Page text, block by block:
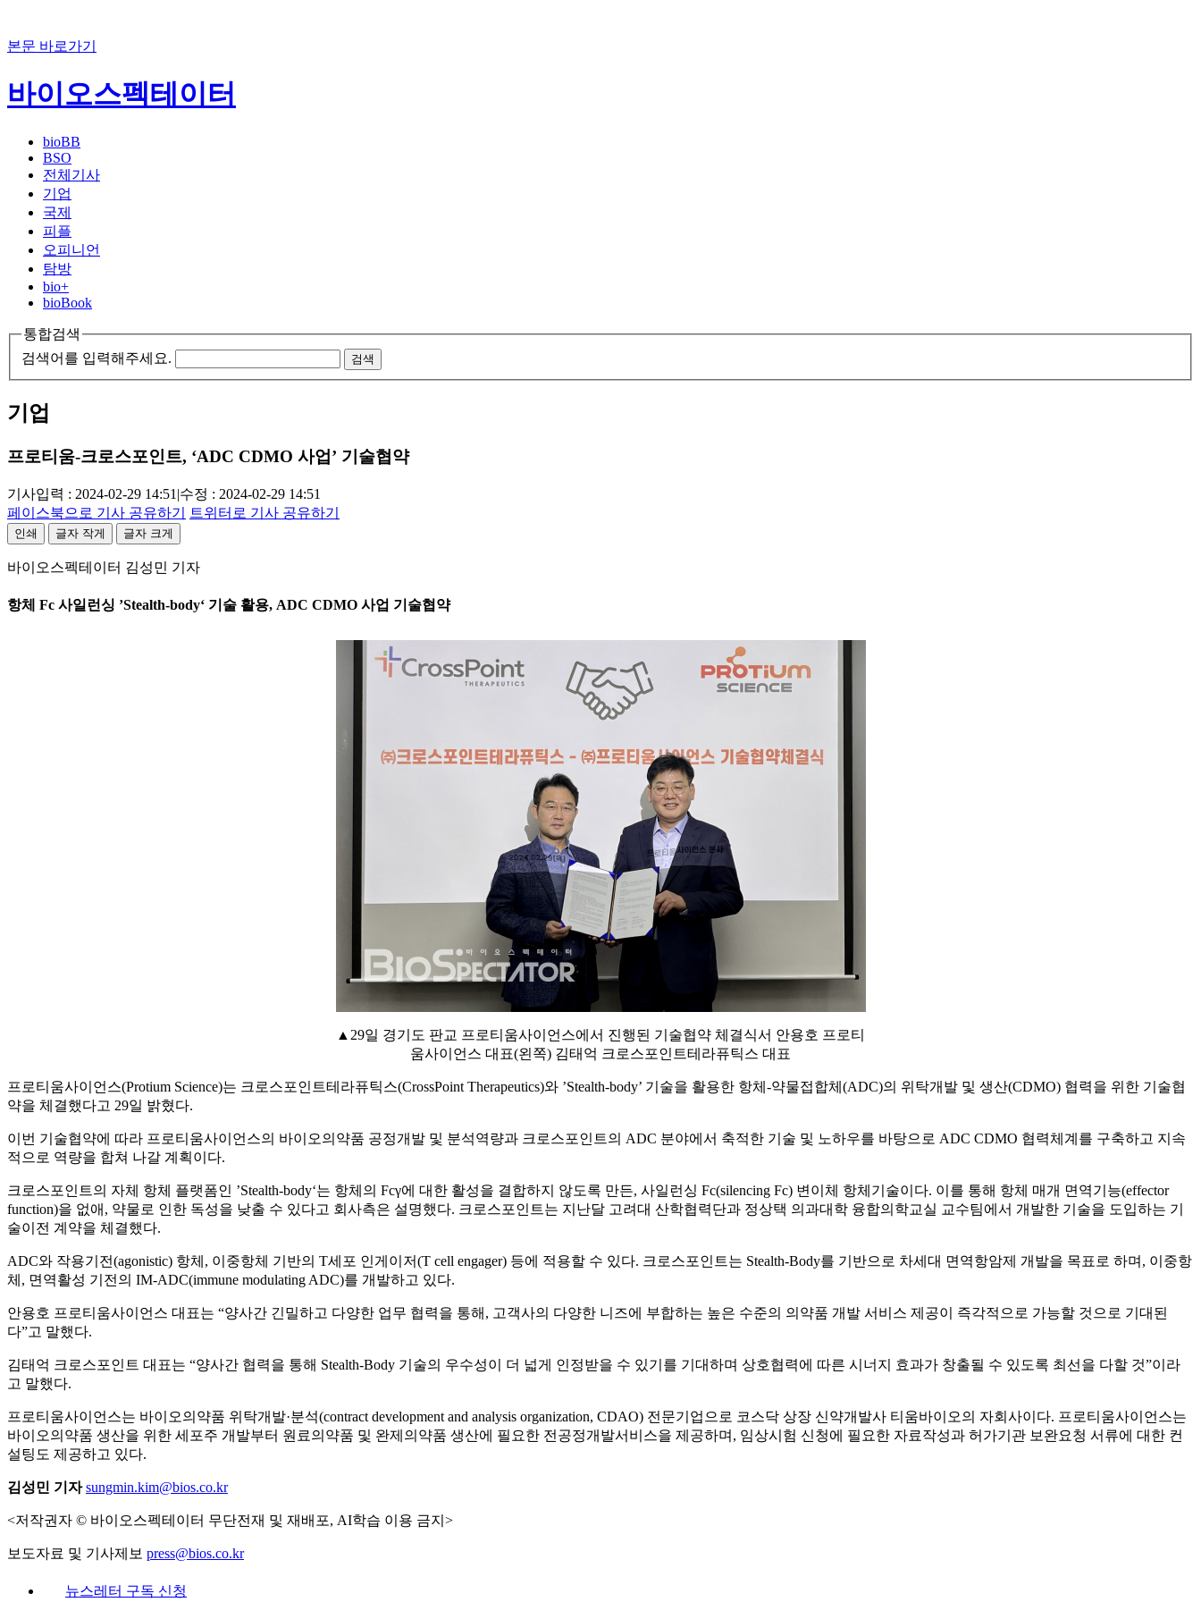
본문 바로가기
바이오스펙테이터
bioBB
BSO
전체기사
기업
국제
피플
오피니언
탐방
bio+
bioBook
통합검색
검색어를 입력해주세요.
검색
기업
프로티움-크로스포인트, ‘ADC CDMO 사업’ 기술협약
기사입력 : 2024-02-29 14:51 |수정 : 2024-02-29 14:51
페이스북으로 기사 공유하기
트위터로 기사 공유하기
인쇄 글자 작게 글자 크게
바이오스펙테이터 김성민 기자
항체 Fc 사일런싱 ’Stealth-body‘ 기술 활용, ADC CDMO 사업 기술협약
▲29일 경기도 판교 프로티움사이언스에서 진행된 기술협약 체결식서 안용호 프로티
움사이언스 대표(왼쪽) 김태억 크로스포인트테라퓨틱스 대표
프로티움사이언스(Protium Science)는 크로스포인트테라퓨틱스(CrossPoint Therapeutics)와 ’Stealth-body’ 기술을 활용한 항체-약물접합체(ADC)의 위탁개발 및 생산(CDMO) 협력을 위한 기술협
약을 체결했다고 29일 밝혔다.
이번 기술협약에 따라 프로티움사이언스의 바이오의약품 공정개발 및 분석역량과 크로스포인트의 ADC 분야에서 축적한 기술 및 노하우를 바탕으로 ADC CDMO 협력체계를 구축하고 지속
적으로 역량을 합쳐 나갈 계획이다.
크로스포인트의 자체 항체 플랫폼인 ’Stealth-body‘는 항체의 Fcγ에 대한 활성을 결합하지 않도록 만든, 사일런싱 Fc(silencing Fc) 변이체 항체기술이다. 이를 통해 항체 매개 면역기능(effector
function)을 없애, 약물로 인한 독성을 낮출 수 있다고 회사측은 설명했다. 크로스포인트는 지난달 고려대 산학협력단과 정상택 의과대학 융합의학교실 교수팀에서 개발한 기술을 도입하는 기
술이전 계약을 체결했다.
ADC와 작용기전(agonistic) 항체, 이중항체 기반의 T세포 인게이저(T cell engager) 등에 적용할 수 있다. 크로스포인트는 Stealth-Body를 기반으로 차세대 면역항암제 개발을 목표로 하며, 이중항
체, 면역활성 기전의 IM-ADC(immune modulating ADC)를 개발하고 있다.
안용호 프로티움사이언스 대표는 “양사간 긴밀하고 다양한 업무 협력을 통해, 고객사의 다양한 니즈에 부합하는 높은 수준의 의약품 개발 서비스 제공이 즉각적으로 가능할 것으로 기대된
다”고 말했다.
김태억 크로스포인트 대표는 “양사간 협력을 통해 Stealth-Body 기술의 우수성이 더 넓게 인정받을 수 있기를 기대하며 상호협력에 따른 시너지 효과가 창출될 수 있도록 최선을 다할 것”이라
고 말했다.
프로티움사이언스는 바이오의약품 위탁개발·분석(contract development and analysis organization, CDAO) 전문기업으로 코스닥 상장 신약개발사 티움바이오의 자회사이다. 프로티움사이언스는
바이오의약품 생산을 위한 세포주 개발부터 원료의약품 및 완제의약품 생산에 필요한 전공정개발서비스을 제공하며, 임상시험 신청에 필요한 자료작성과 허가기관 보완요청 서류에 대한 컨
설팅도 제공하고 있다.
김성민 기자 sungmin.kim@bios.co.kr
<저작권자 © 바이오스펙테이터 무단전재 및 재배포, AI학습 이용 금지>
보도자료 및 기사제보 press@bios.co.kr
뉴스레터 구독 신청